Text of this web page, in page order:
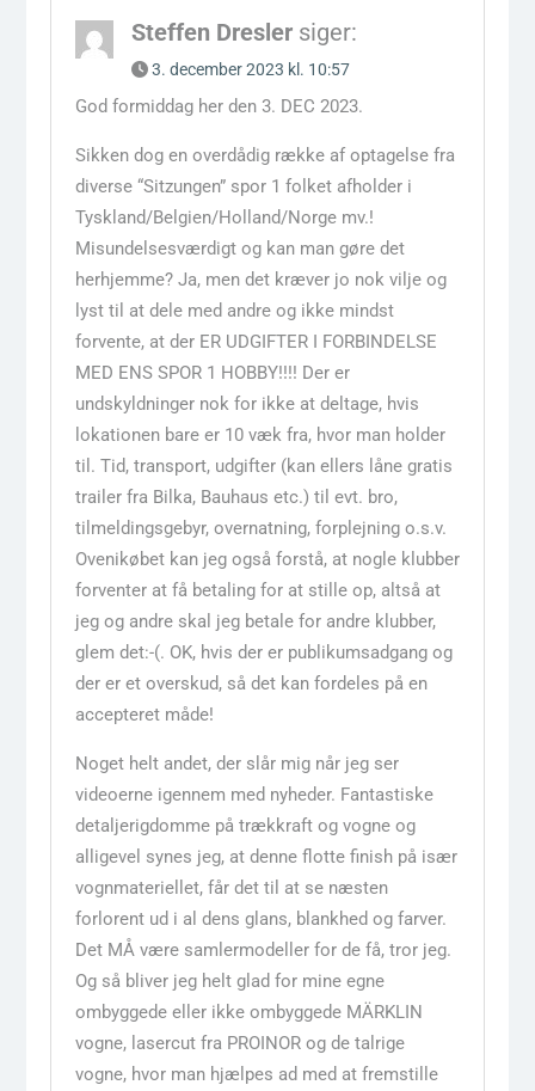
Steffen Dresler siger:
3. december 2023 kl. 10:57
God formiddag her den 3. DEC 2023.
Sikken dog en overdådig række af optagelse fra
diverse “Sitzungen” spor 1 folket afholder i
Tyskland/Belgien/Holland/Norge mv.!
Misundelsesværdigt og kan man gøre det
herhjemme? Ja, men det kræver jo nok vilje og
lyst til at dele med andre og ikke mindst
forvente, at der ER UDGIFTER I FORBINDELSE
MED ENS SPOR 1 HOBBY!!!! Der er
undskyldninger nok for ikke at deltage, hvis
lokationen bare er 10 væk fra, hvor man holder
til. Tid, transport, udgifter (kan ellers låne gratis
trailer fra Bilka, Bauhaus etc.) til evt. bro,
tilmeldingsgebyr, overnatning, forplejning o.s.v.
Ovenikøbet kan jeg også forstå, at nogle klubber
forventer at få betaling for at stille op, altså at
jeg og andre skal jeg betale for andre klubber,
glem det:-(. OK, hvis der er publikumsadgang og
der er et overskud, så det kan fordeles på en
accepteret måde!
Noget helt andet, der slår mig når jeg ser
videoerne igennem med nyheder. Fantastiske
detaljerigdomme på trækkraft og vogne og
alligevel synes jeg, at denne flotte finish på især
vognmateriellet, får det til at se næsten
forlorent ud i al dens glans, blankhed og farver.
Det MÅ være samlermodeller for de få, tror jeg.
Og så bliver jeg helt glad for mine egne
ombyggede eller ikke ombyggede MÄRKLIN
vogne, lasercut fra PROINOR og de talrige
vogne, hvor man hjælpes ad med at fremstille